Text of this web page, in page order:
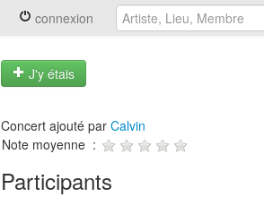
connexion
J'y étais
Concert ajouté par Calvin
Note moyenne :
Participants